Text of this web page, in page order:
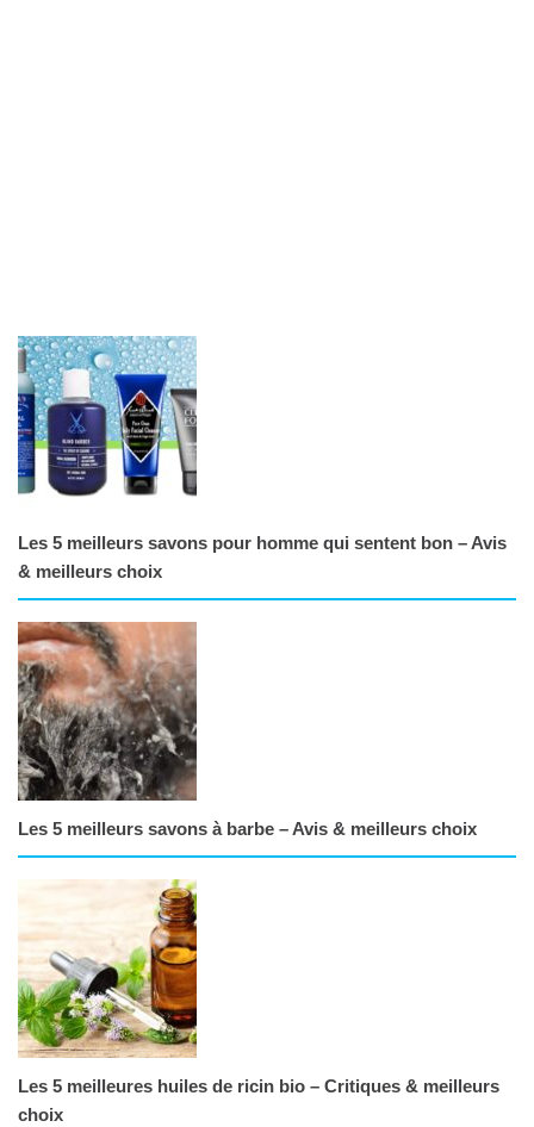
Les 5 meilleurs savons pour homme qui sentent bon – Avis
& meilleurs choix
Les 5 meilleurs savons à barbe – Avis & meilleurs choix
Les 5 meilleures huiles de ricin bio – Critiques & meilleurs
choix